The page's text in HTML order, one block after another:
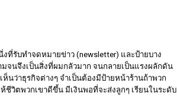
ที่รับทำจดหมายข่าว (newsletter) และป้ายบาง
นจึงเป็นสิ่งที่ผมกลัวมาก จนกลายเป็นแรงผลักดัน
นว่าธุรกิจต่างๆ จำเป็นต้องมีป้ายหน้าร้านถ้าพวก
วิตพวกเขาดีขึ้น มีเงินพอที่จะส่งลูกๆ เรียนในระดับ